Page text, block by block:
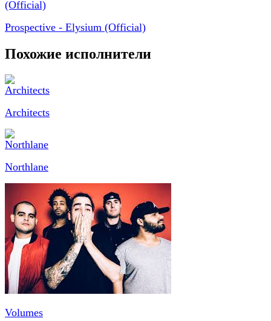
Prospective - Elysium (Official)
Похожие исполнители
Architects
Northlane
Volumes